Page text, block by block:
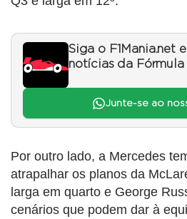
Siga o F1Mania.net
notícias da Fórmula
Junte-se ao
Por outro lado, a Mercedes
atrapalhar os planos da
larga em quarto e George
cenários que podem dar à